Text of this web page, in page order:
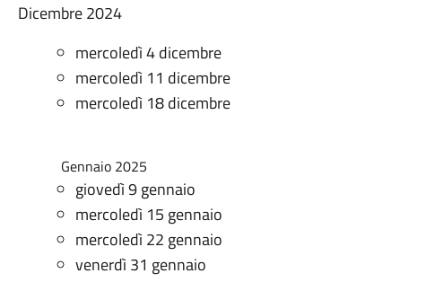
Dicembre 2024
mercoledì 4 dicembre
mercoledì 11 dicembre
mercoledì 18 dicembre
Gennaio 2025
giovedì 9 gennaio
mercoledì 15 gennaio
mercoledì 22 gennaio
venerdì 31 gennaio